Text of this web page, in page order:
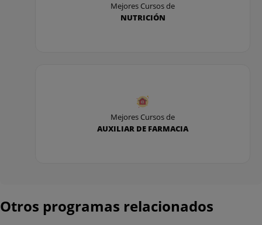
Mejores Cursos de
NUTRICIÓN
Mejores Cursos de
AUXILIAR DE FARMACIA
Otros programas relacionados